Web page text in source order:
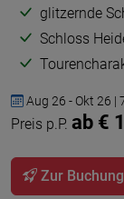
glitzernde
Schloss
Aug 26 - Okt 26 |
Preis p.P. ab €
Zur Buchung